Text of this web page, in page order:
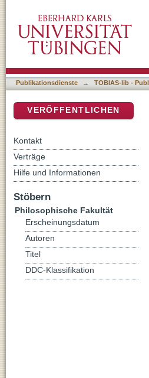
Jahrhundert
Publikationsdienste → TOBIAS-lib -
VERÖFFENTLICHEN
Kontakt
Verträge
Hilfe und Informationen
Stöbern
Philosophische Fakultät
Erscheinungsdatum
Autoren
Titel
DDC-Klassifikation